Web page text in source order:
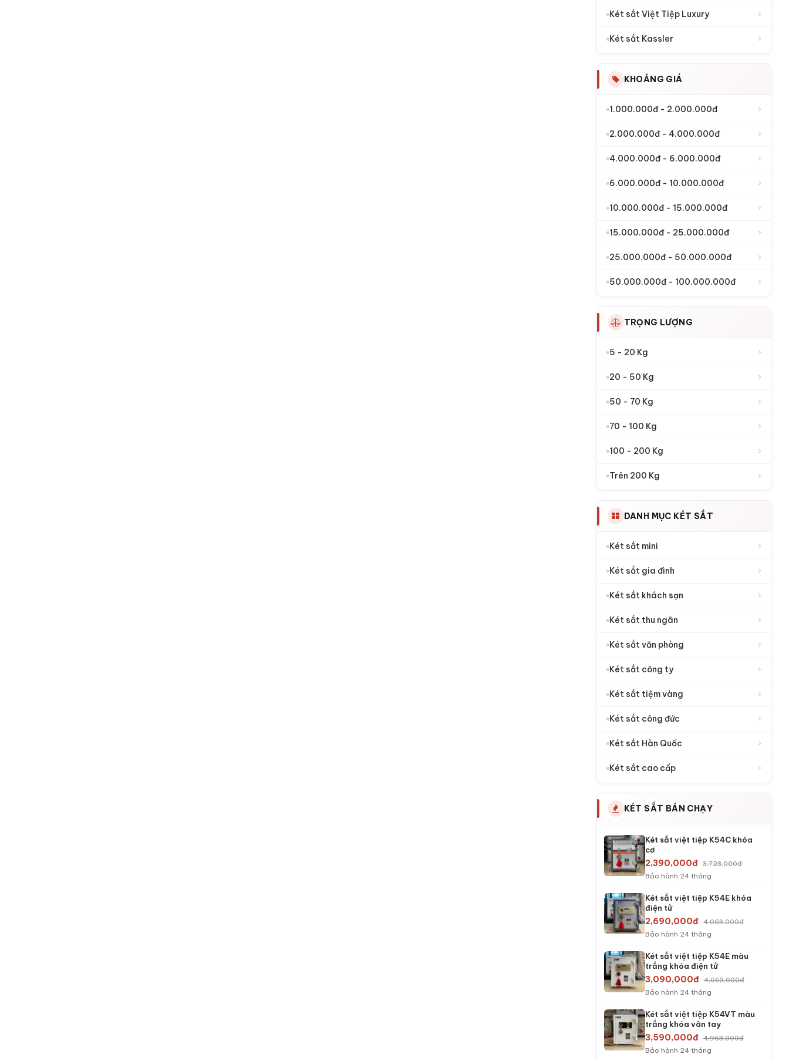
Két sắt Việt Tiệp Luxury ›
Két sắt Kassler ›
KHOẢNG GIÁ
1.000.000đ - 2.000.000đ ›
2.000.000đ - 4.000.000đ ›
4.000.000đ - 6.000.000đ ›
6.000.000đ - 10.000.000đ ›
10.000.000đ - 15.000.000đ ›
15.000.000đ - 25.000.000đ ›
25.000.000đ - 50.000.000đ ›
50.000.000đ - 100.000.000đ ›
TRỌNG LƯỢNG
5 - 20 Kg ›
20 - 50 Kg ›
50 - 70 Kg ›
70 - 100 Kg ›
100 - 200 Kg ›
Trên 200 Kg ›
DANH MỤC KÉT SẮT
Két sắt mini ›
Két sắt gia đình ›
Két sắt khách sạn ›
Két sắt thu ngân ›
Két sắt văn phòng ›
Két sắt công ty ›
Két sắt tiệm vàng ›
Két sắt công đức ›
Két sắt Hàn Quốc ›
Két sắt cao cấp ›
KÉT SẮT BÁN CHẠY
Két sắt việt tiệp K54C khóa
cơ
2,390,000đ 3,723,000đ
Bảo hành 24 tháng
Két sắt việt tiệp K54E khóa
điện tử
2,690,000đ 4,063,000đ
Bảo hành 24 tháng
Két sắt việt tiệp K54E màu
trắng khóa điện tử
3,090,000đ 4,063,000đ
Bảo hành 24 tháng
Két sắt việt tiệp K54VT màu
trắng khóa vân tay
3,590,000đ 4,963,000đ
Bảo hành 24 tháng